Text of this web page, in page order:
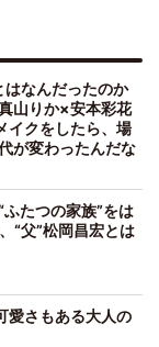
はなんだったのか
山りか×安本彩花
イクをしたら、場
が変わったんだな
たつの家族”をは
“父”松岡昌宏とは
愛さもある大人の